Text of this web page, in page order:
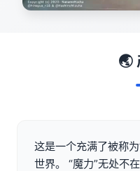
🌏
这是一个充满了被称
世界。 “魔力”无处不